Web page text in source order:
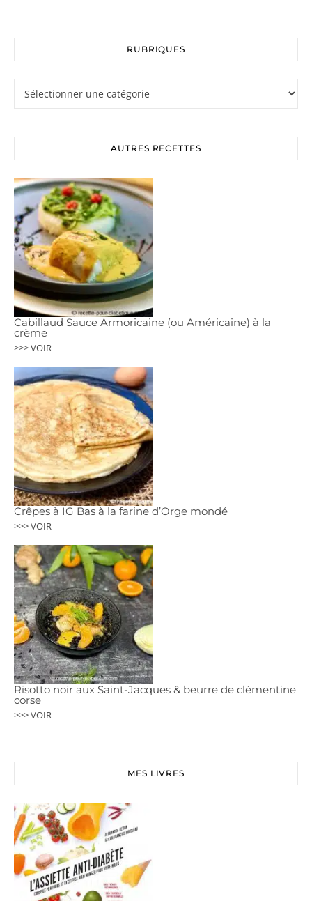
RUBRIQUES
AUTRES RECETTES
Cabillaud Sauce Armoricaine (ou Américaine) à la
crème
>>> VOIR
Crêpes à IG Bas à la farine d’Orge mondé
>>> VOIR
Risotto noir aux Saint-Jacques & beurre de clémentine
corse
>>> VOIR
MES LIVRES